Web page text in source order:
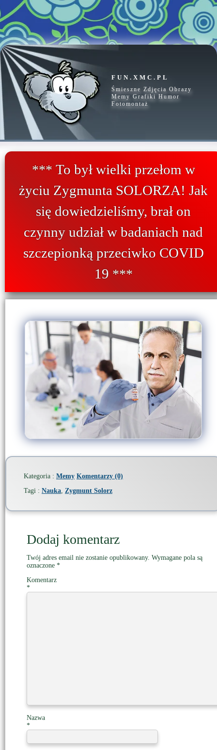
FUN.XMC.PL
Śmieszne Zdjęcia Obrazy
Memy Grafiki Humor
Fotomontaż
***To był wielki przełom w
życiu Zygmunta SOLORZA! Jak
się dowiedzieliśmy, brał on
czynny udział w badaniach nad
szczepionką przeciwko COVID
19 ***
Kategoria : Memy Komentarzy (0)
Tagi : Nauka, Zygmunt Solorz
Dodaj komentarz
Twój adres email nie zostanie opublikowany. Wymagane pola są
oznaczone *
Komentarz
*
Nazwa
*